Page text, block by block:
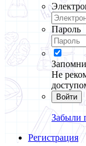
Пароль
Не
Войти
Забыли
Регистрация